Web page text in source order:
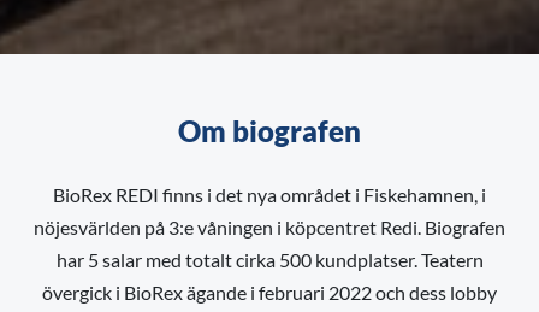
Om biografen
BioRex REDI finns i det nya området i Fiskehamnen, i
nöjesvärlden på 3:e våningen i köpcentret Redi. Biografen
har 5 salar med totalt cirka 500 kundplatser. Teatern
övergick i BioRex ägande i februari 2022 och dess lobby